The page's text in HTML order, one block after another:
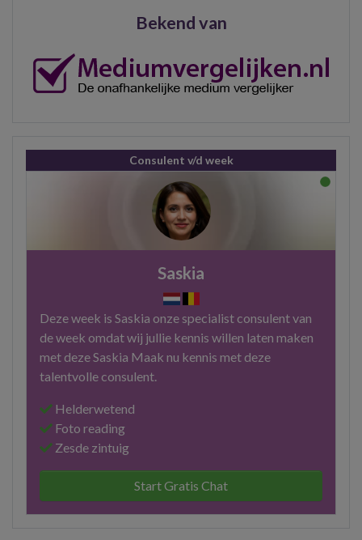
Bekend van
Consulent v/d week
Saskia
Deze week is Saskia onze specialist consulent van
de week omdat wij jullie kennis willen laten maken
met deze Saskia Maak nu kennis met deze
talentvolle consulent.
Helderwetend
Foto reading
Zesde zintuig
Start Gratis Chat